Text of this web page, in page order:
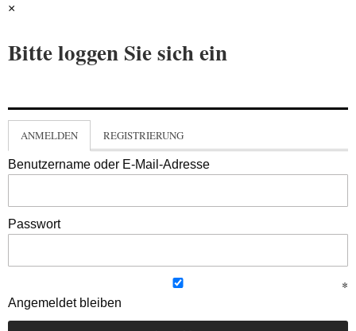
×
Bitte loggen Sie sich ein
ANMELDEN REGISTRIERUNG
Benutzername oder E-Mail-Adresse
Passwort
Angemeldet bleiben